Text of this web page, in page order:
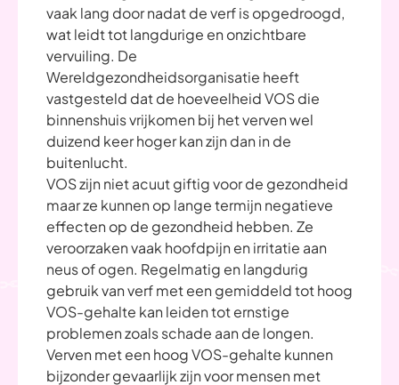
vaak lang door nadat de verf is opgedroogd,
wat leidt tot langdurige en onzichtbare
vervuiling. De
Wereldgezondheidsorganisatie heeft
vastgesteld dat de hoeveelheid VOS die
binnenshuis vrijkomen bij het verven wel
duizend keer hoger kan zijn dan in de
buitenlucht.
VOS zijn niet acuut giftig voor de gezondheid
maar ze kunnen op lange termijn negatieve
effecten op de gezondheid hebben. Ze
veroorzaken vaak hoofdpijn en irritatie aan
neus of ogen. Regelmatig en langdurig
gebruik van verf met een gemiddeld tot hoog
VOS-gehalte kan leiden tot ernstige
problemen zoals schade aan de longen.
Verven met een hoog VOS-gehalte kunnen
bijzonder gevaarlijk zijn voor mensen met